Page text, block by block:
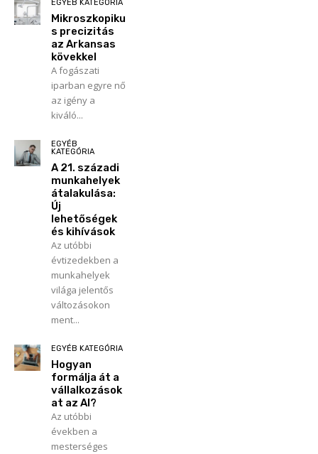
EGYÉB KATEGÓRIA
Mikroszkopiku
s precizitás
az Arkansas
kövekkel
A fogászati
iparban egyre nő
az igény a
kiváló...
EGYÉB
KATEGÓRIA
A 21. századi
munkahelyek
átalakulása:
Új
lehetőségek
és kihívások
Az utóbbi
évtizedekben a
munkahelyek
világa jelentős
változásokon
ment...
EGYÉB KATEGÓRIA
Hogyan
formálja át a
vállalkozások
at az AI?
Az utóbbi
években a
mesterséges